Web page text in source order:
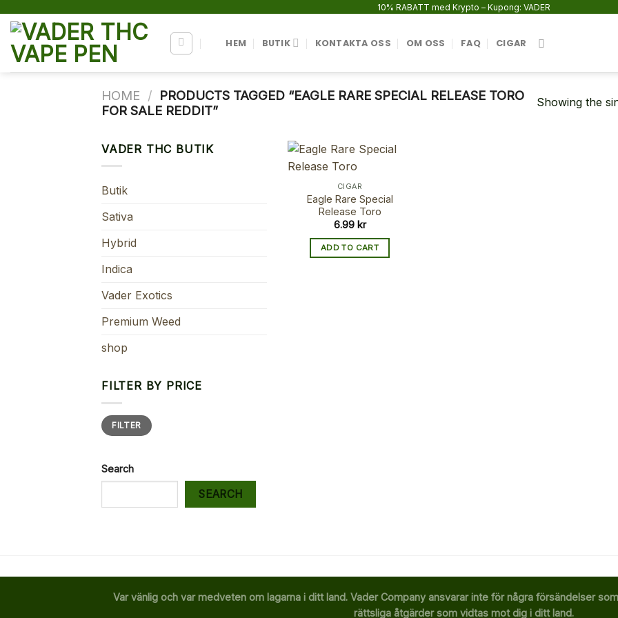
content
10% RABATT med Krypto – Kupong: VADER
HEM BUTIK KONTAKTA OSS OM OSS FAQ CIGAR
HOME / PRODUCTS TAGGED “EAGLE RARE SPECIAL RELEASE TORO
FOR SALE REDDIT”
Showing the
VADER THC BUTIK
Butik
Sativa
Hybrid
Indica
Vader Exotics
Premium Weed
shop
FILTER BY PRICE
Min
price
Max
priceFILTER
Search
SEARCH
CIGAR
Eagle Rare Special
Release Toro
6.99 kr
ADD TO CART
Var vänlig och var medveten om lagarna i ditt land. Vader Company ansvarar inte för några försändelser
rättsliga åtgärder som vidtas mot dig i ditt land.